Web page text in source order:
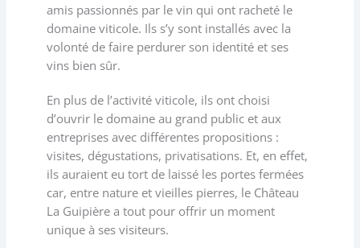
amis passionnés par le vin qui ont racheté le
domaine viticole. Ils s’y sont installés avec la
volonté de faire perdurer son identité et ses
vins bien sûr.
En plus de l’activité viticole, ils ont choisi
d’ouvrir le domaine au grand public et aux
entreprises avec différentes propositions :
visites, dégustations, privatisations. Et, en effet,
ils auraient eu tort de laissé les portes fermées
car, entre nature et vieilles pierres, le Château
La Guipière a tout pour offrir un moment
unique à ses visiteurs.